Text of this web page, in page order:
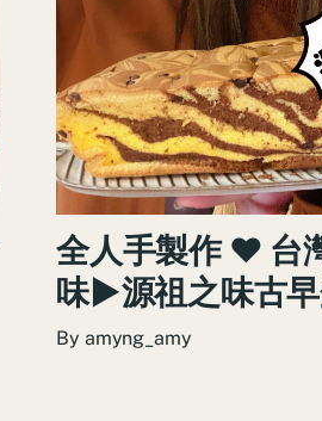
全人手製作 ♥ 台
味►源祖之味古
By amyng_amy